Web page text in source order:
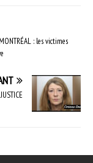
: les victimes